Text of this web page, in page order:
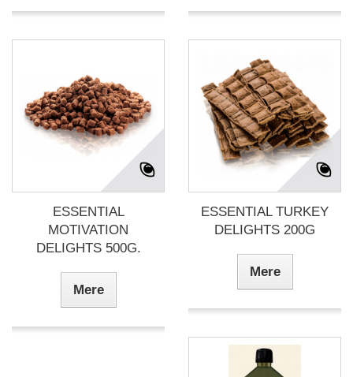
ESSENTIAL
MOTIVATION
DELIGHTS 500G.
Mere
ESSENTIAL TURKEY
DELIGHTS 200G
Mere